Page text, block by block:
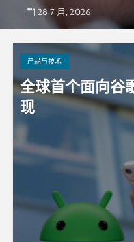
28 7 月, 2026
产品与技术
全球首个面向谷
现